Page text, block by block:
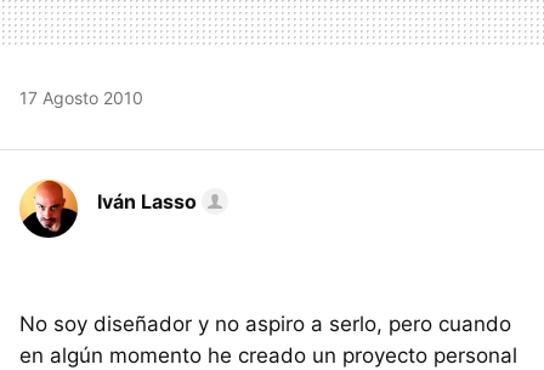
17 Agosto 2010
Iván Lasso
No soy diseñador y no aspiro a serlo, pero cuando
en algún momento he creado un proyecto personal